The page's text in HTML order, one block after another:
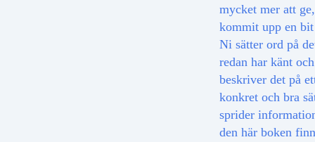
mycket mer att
kommit upp en
Ni sätter ord på
redan har känt
beskriver det på
konkret och bra
sprider
den här boken